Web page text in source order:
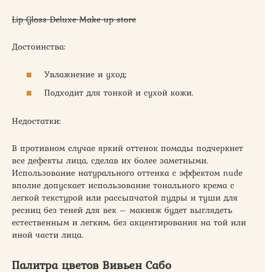
Lip Gloss Deluxe Make up store
Достоинства:
Увлажнение и уход;
Подходит для тонкой и сухой кожи.
Недостатки:
В противном случае яркий оттенок помады подчеркнет
все дефекты лица, сделав их более заметными.
Использование натурального оттенка с эффектом nude
вполне допускает использование тонального крема с
легкой текстурой или рассыпчатой пудры и туши для
ресниц без теней для век – макияж будет выглядеть
естественным и легким, без акцентирования на той или
иной части лица.
Палитра цветов Вивьен Сабо